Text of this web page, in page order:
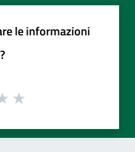
le informazioni